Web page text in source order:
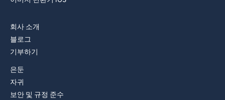
회사 소개
블로그
기부하기
은둔
자귀
보안 및 규정 준수